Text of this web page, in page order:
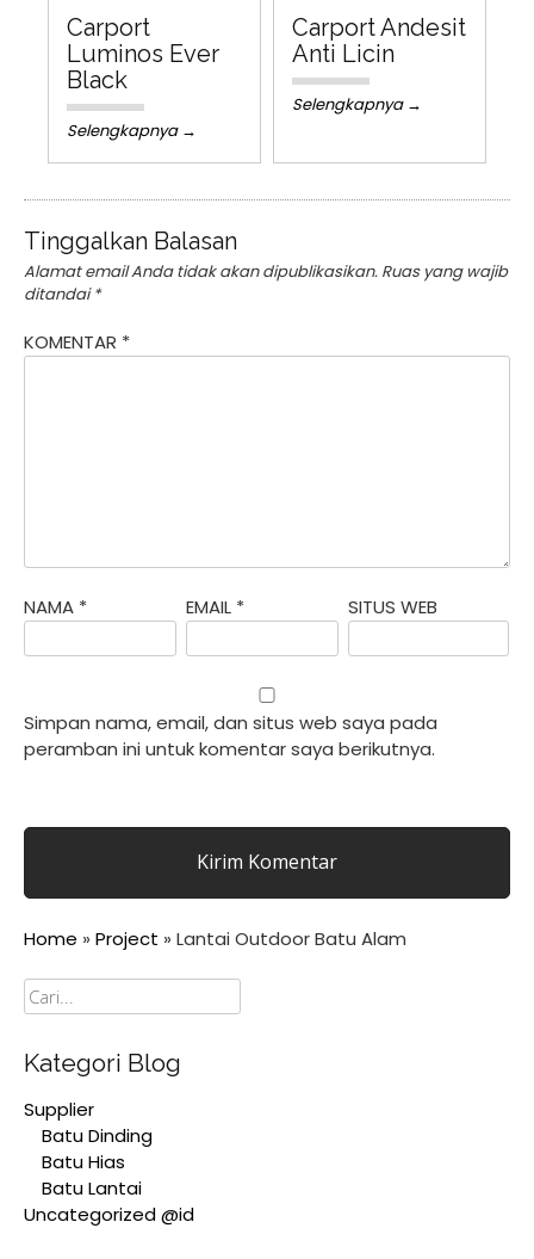
Carport
Luminos Ever
Black
Selengkapnya →
Carport Andesit
Anti Licin
Selengkapnya →
Tinggalkan Balasan
Alamat email Anda tidak akan dipublikasikan. Ruas yang wajib
ditandai*
KOMENTAR *
NAMA * EMAIL * SITUS WEB
Simpan nama, email, dan situs web saya pada
peramban ini untuk komentar saya berikutnya.
Home » Project » Lantai Outdoor Batu Alam
Cari
Kategori Blog
Supplier
Batu Dinding
Batu Hias
Batu Lantai
Uncategorized @id